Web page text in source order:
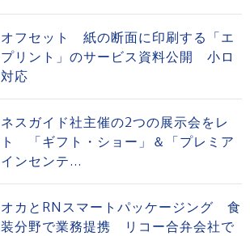
フセット 紙の断面に印刷する「エ
リント」のサービス資料公開 小ロ
応
スガイド社主催の2つの展示会をレ
「ギフト・ショー」＆「プレミア
ンセンテ...
オカとRNスマートパッケージング 食
分野で業務提携 リコー合弁会社で